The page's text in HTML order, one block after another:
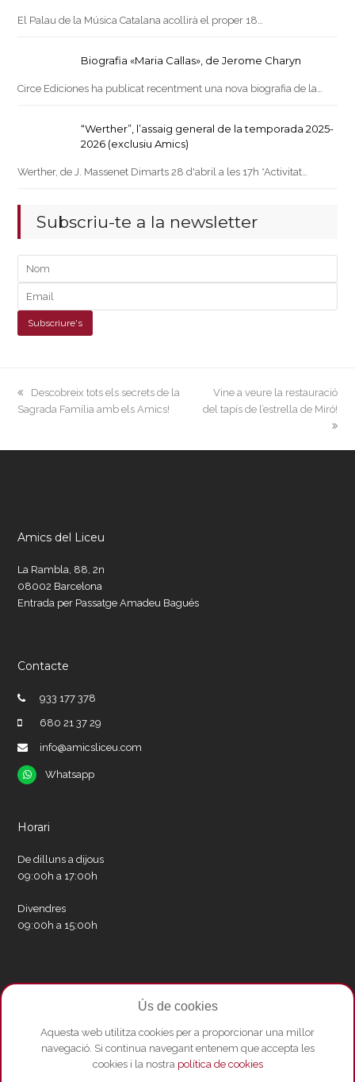
El Palau de la Música Catalana acollirà el proper 18…
Biografia «Maria Callas», de Jerome Charyn
Circe Ediciones ha publicat recentment una nova biografia de la…
“Werther”, l’assaig general de la temporada 2025-
2026 (exclusiu Amics)
Werther, de J. Massenet Dimarts 28 d'abril a les 17h *Activitat…
Subscriu-te a la newsletter
previous
post:
Descobreix tots els secrets de la
Sagrada Família amb els Amics!
next
post:
Vine a veure la restauració
del tapís de l’estrella de Miró!
Amics del Liceu
La Rambla, 88, 2n
08002 Barcelona
Entrada per Passatge Amadeu Bagués
Contacte
933 177 378
680 21 37 29
info@amicsliceu.com
Whatsapp
Whatsapp
Horari
De dilluns a dijous
09:00h a 17:00h
Divendres
09:00h a 15:00h
Xarxes socials
TwitterFacebookInstagram
Whatsapp
Youtube
Ús de cookies
Aquesta web utilitza cookies per a proporcionar una millor
navegació. Si continua navegant entenem que accepta les
cookies i la nostra política de cookies